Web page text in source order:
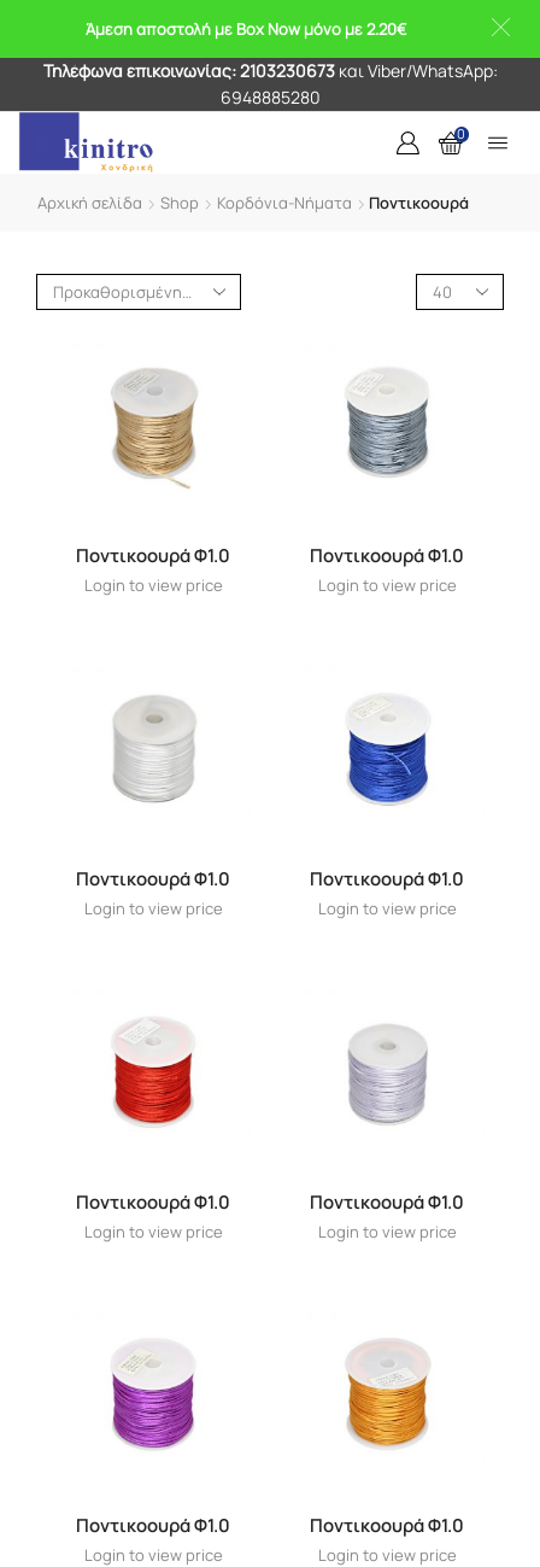
Άμεση αποστολή με Box Now μόνο με 2.20€
Τηλέφωνα επικοινωνίας: 2103230673και Viber/WhatsApp:
6948885280
0
Αρχική σελίδα Shop Κορδόνια-Νήματα Ποντικοουρά
Ποντικοουρά Φ1.0
Login to view price
Ποντικοουρά Φ1.0
Login to view price
Ποντικοουρά Φ1.0
Login to view price
Ποντικοουρά Φ1.0
Login to view price
Ποντικοουρά Φ1.0
Login to view price
Ποντικοουρά Φ1.0
Login to view price
Ποντικοουρά Φ1.0
Login to view price
Ποντικοουρά Φ1.0
Login to view price